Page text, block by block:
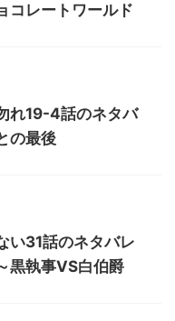
コレートワールド
れ19-4話のネタバ
の最後
い31話のネタバレ
黒執事VS白伯爵